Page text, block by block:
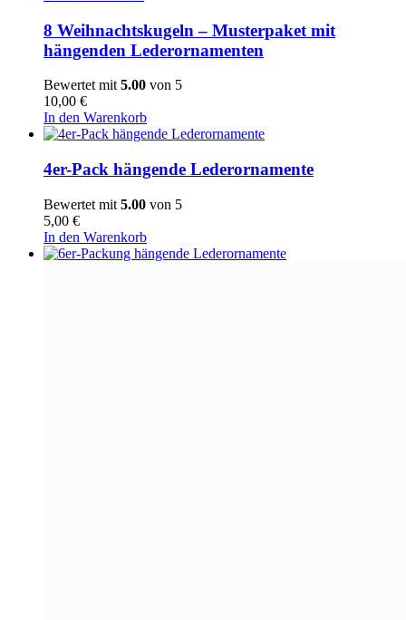
8 Weihnachtskugeln – Musterpaket mit
hängenden Lederornamenten
Bewertet mit5.00 von 5
10,00 €
In den Warenkorb
4er-Pack hängende Lederornamente
Bewertet mit 5.00 von 5
5,00 €
In den Warenkorb